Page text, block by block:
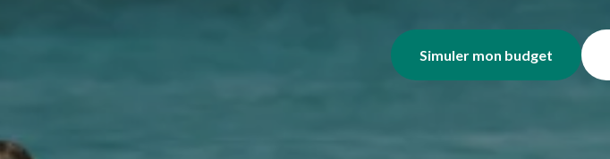
Simuler mon budget